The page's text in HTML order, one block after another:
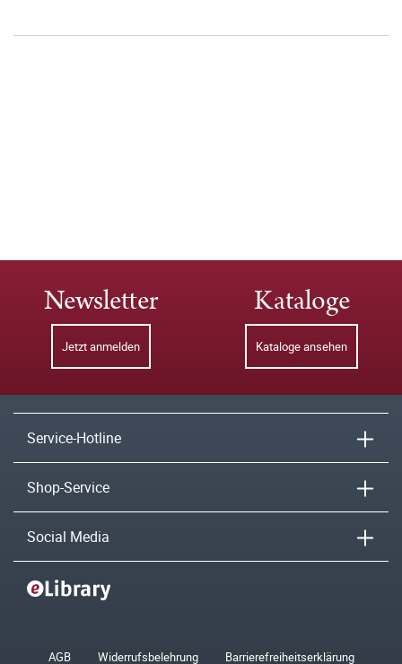
Newsletter
Jetzt anmelden
Kataloge
Kataloge ansehen
Service-Hotline
Shop-Service
Social Media
AGB Widerrufsbelehrung Barrierefreiheitserklärung